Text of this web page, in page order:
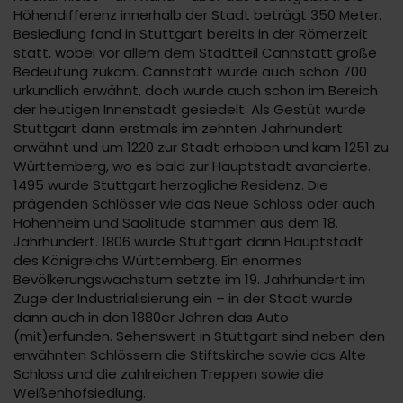
Höhendifferenz innerhalb der Stadt beträgt 350 Meter.
Besiedlung fand in Stuttgart bereits in der Römerzeit
statt, wobei vor allem dem Stadtteil Cannstatt große
Bedeutung zukam. Cannstatt wurde auch schon 700
urkundlich erwähnt, doch wurde auch schon im Bereich
der heutigen Innenstadt gesiedelt. Als Gestüt wurde
Stuttgart dann erstmals im zehnten Jahrhundert
erwähnt und um 1220 zur Stadt erhoben und kam 1251 zu
Württemberg, wo es bald zur Hauptstadt avancierte.
1495 wurde Stuttgart herzogliche Residenz. Die
prägenden Schlösser wie das Neue Schloss oder auch
Hohenheim und Saolitude stammen aus dem 18.
Jahrhundert. 1806 wurde Stuttgart dann Hauptstadt
des Königreichs Württemberg. Ein enormes
Bevölkerungswachstum setzte im 19. Jahrhundert im
Zuge der Industrialisierung ein – in der Stadt wurde
dann auch in den 1880er Jahren das Auto
(mit)erfunden. Sehenswert in Stuttgart sind neben den
erwähnten Schlössern die Stiftskirche sowie das Alte
Schloss und die zahlreichen Treppen sowie die
Weißenhofsiedlung.